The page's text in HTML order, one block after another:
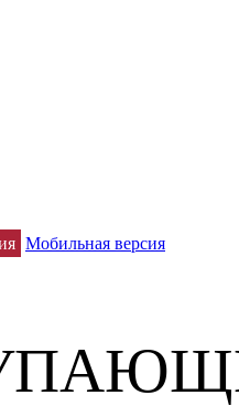
Мобильная версия